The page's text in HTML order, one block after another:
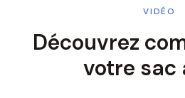
VIDÉO
Découvrez
votre sac